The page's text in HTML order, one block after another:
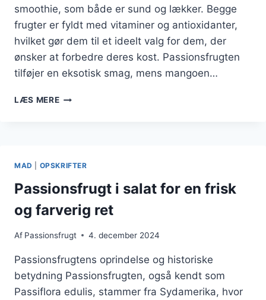
smoothie, som både er sund og lækker. Begge
frugter er fyldt med vitaminer og antioxidanter,
hvilket gør dem til et ideelt valg for dem, der
ønsker at forbedre deres kost. Passionsfrugten
tilføjer en eksotisk smag, mens mangoen…
LÆS MEREPASSIONSFRUGT
MAD OPSKRIFTER
Passionsfrugt i salat for en frisk
og farverig ret
Af Passionsfrugt 4. december 2024
Passionsfrugtens oprindelse og historiske
betydning Passionsfrugten, også kendt som
Passiflora edulis, stammer fra Sydamerika, hvor